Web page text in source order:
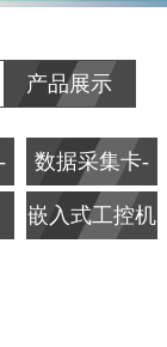
产品展示
数据采集卡-
ISA
嵌入式工控机